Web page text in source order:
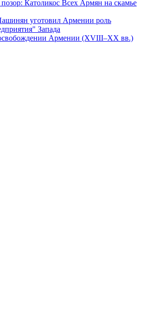
Католикос Всех Армян на скамье
уготовил Армении роль
Запада
Армении (XVIII–XX вв.)